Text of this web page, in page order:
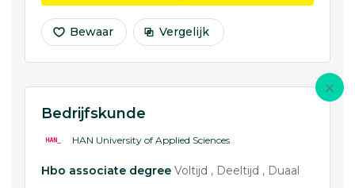
Bewaar Vergelijk
Bedrijfskunde
HAN University of Applied Sciences
Hbo associate degree Voltijd Deeltijd Duaal